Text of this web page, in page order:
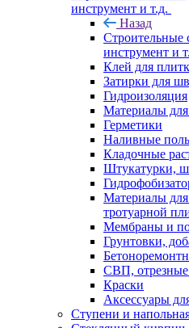
инструмент и т.д.
Назад
Строительные
инструмент и
Клей для
Затирки для
Гидроизоляция
Материалы для
Герметики
Наливные
Кладочные
Штукатурки,
Материалы
тротуарной
Мембраны и
Грунтовки,
СВП,
Краски
Аксессуары
Ступени и